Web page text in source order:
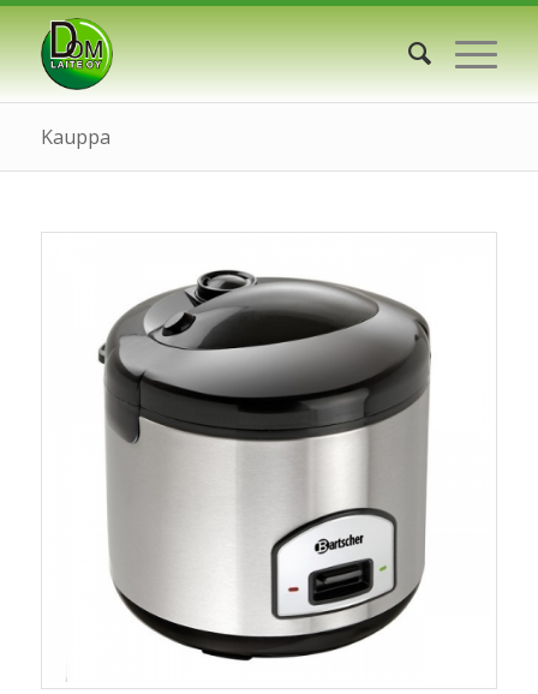
Kauppa